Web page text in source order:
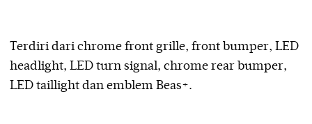
Terdiri dari chrome front grille, front bumper, LED
headlight, LED turn signal, chrome rear bumper,
LED taillight dan emblem Beas+.